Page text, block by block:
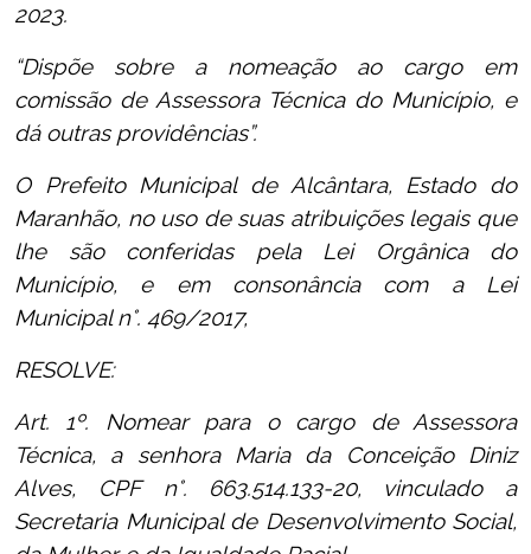
2023.
“Dispõe sobre a nomeação ao cargo em
comissão de Assessora Técnica do Município, e
dá outras providências”.
O Prefeito Municipal de Alcântara, Estado do
Maranhão, no uso de suas atribuições legais que
lhe são conferidas pela Lei Orgânica do
Município, e em consonância com a Lei
Municipal n°. 469/2017,
RESOLVE:
Art. 1º. Nomear para o cargo de Assessora
Técnica, a senhora Maria da Conceição Diniz
Alves, CPF n°. 663.514.133-20, vinculado a
Secretaria Municipal de Desenvolvimento Social,